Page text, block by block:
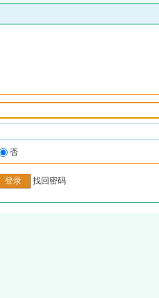
否
找回密码